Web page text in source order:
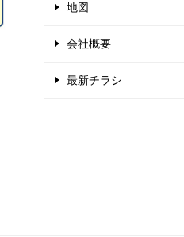
地図
会社概要
最新チラシ